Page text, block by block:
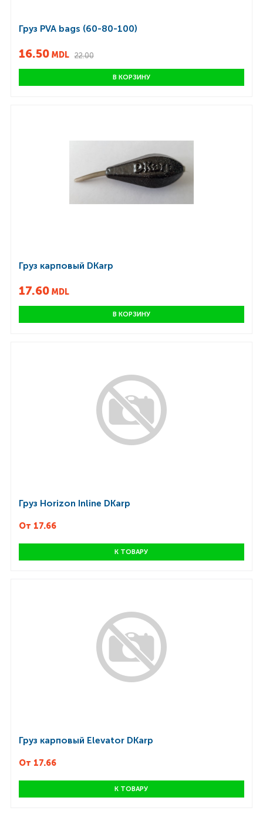
Груз PVA bags (60-80-100)
16.50MDL 22.00
В КОРЗИНУ
Груз карповый DKarp
17.60MDL
В КОРЗИНУ
Груз Horizon Inline DKarp
От 17.66
К ТОВАРУ
Груз карповый Elevator DKarp
От 17.66
К ТОВАРУ